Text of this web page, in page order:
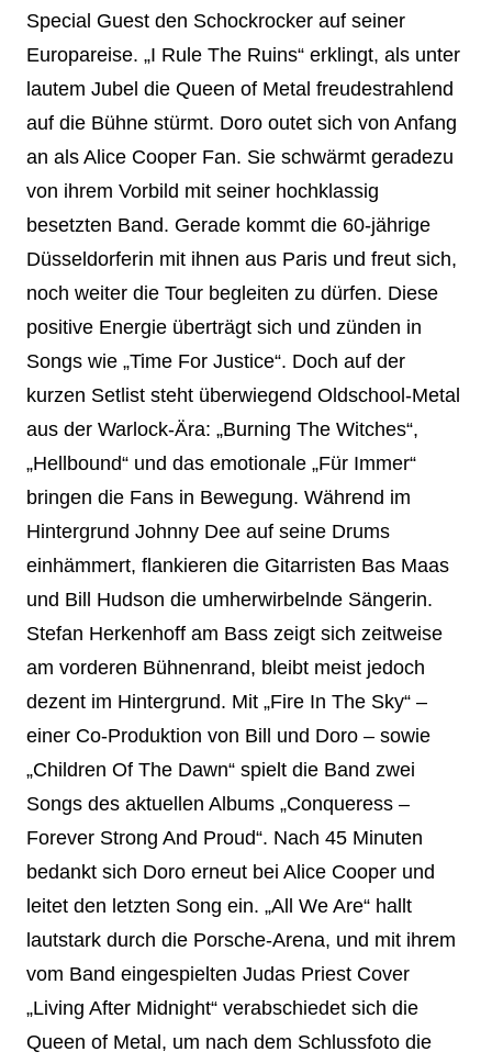
Special Guest den Schockrocker auf seiner
Europareise. „I Rule The Ruins“ erklingt, als unter
lautem Jubel die Queen of Metal freudestrahlend
auf die Bühne stürmt. Doro outet sich von Anfang
an als Alice Cooper Fan. Sie schwärmt geradezu
von ihrem Vorbild mit seiner hochklassig
besetzten Band. Gerade kommt die 60-jährige
Düsseldorferin mit ihnen aus Paris und freut sich,
noch weiter die Tour begleiten zu dürfen. Diese
positive Energie überträgt sich und zünden in
Songs wie „Time For Justice“. Doch auf der
kurzen Setlist steht überwiegend Oldschool-Metal
aus der Warlock-Ära: „Burning The Witches“,
„Hellbound“ und das emotionale „Für Immer“
bringen die Fans in Bewegung. Während im
Hintergrund Johnny Dee auf seine Drums
einhämmert, flankieren die Gitarristen Bas Maas
und Bill Hudson die umherwirbelnde Sängerin.
Stefan Herkenhoff am Bass zeigt sich zeitweise
am vorderen Bühnenrand, bleibt meist jedoch
dezent im Hintergrund. Mit „Fire In The Sky“ –
einer Co-Produktion von Bill und Doro – sowie
„Children Of The Dawn“ spielt die Band zwei
Songs des aktuellen Albums „Conqueress –
Forever Strong And Proud“. Nach 45 Minuten
bedankt sich Doro erneut bei Alice Cooper und
leitet den letzten Song ein. „All We Are“ hallt
lautstark durch die Porsche-Arena, und mit ihrem
vom Band eingespielten Judas Priest Cover
„Living After Midnight“ verabschiedet sich die
Queen of Metal, um nach dem Schlussfoto die